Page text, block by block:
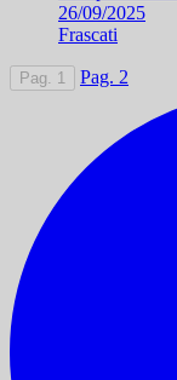
26/09/2025
Frascati
Pag. 1 Pag. 2